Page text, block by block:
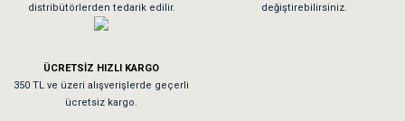
Tavşanım kafesinin kalitesine ve paketlemesine bayıldım
Sa**** On******
distribütörlerden tedarik edilir.
değiştirebilirsiniz.
ÜCRETSİZ HIZLI KARGO
350 TL ve üzeri alışverişlerde geçerli
ücretsiz kargo.